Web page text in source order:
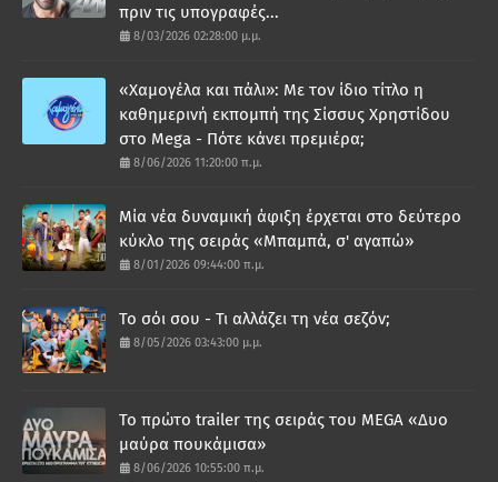
πριν τις υπογραφές...
8/03/2026 02:28:00 μ.μ.
«Χαμογέλα και πάλι»: Με τον ίδιο τίτλο η
καθημερινή εκπομπή της Σίσσυς Χρηστίδου
στο Mega - Πότε κάνει πρεμιέρα;
8/06/2026 11:20:00 π.μ.
Μία νέα δυναμική άφιξη έρχεται στο δεύτερο
κύκλο της σειράς «Μπαμπά, σ' αγαπώ»
8/01/2026 09:44:00 π.μ.
Το σόι σου - Τι αλλάζει τη νέα σεζόν;
8/05/2026 03:43:00 μ.μ.
Το πρώτο trailer της σειράς του MEGA «Δυο
μαύρα πουκάμισα»
8/06/2026 10:55:00 π.μ.